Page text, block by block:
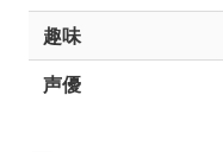
趣味
声優